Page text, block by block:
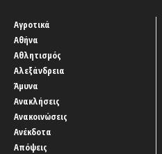
Αγροτικά
Αθήνα
Αθλητισμός
Αλεξάνδρεια
Άμυνα
Ανακλήσεις
Ανακοινώσεις
Ανέκδοτα
Απόψεις